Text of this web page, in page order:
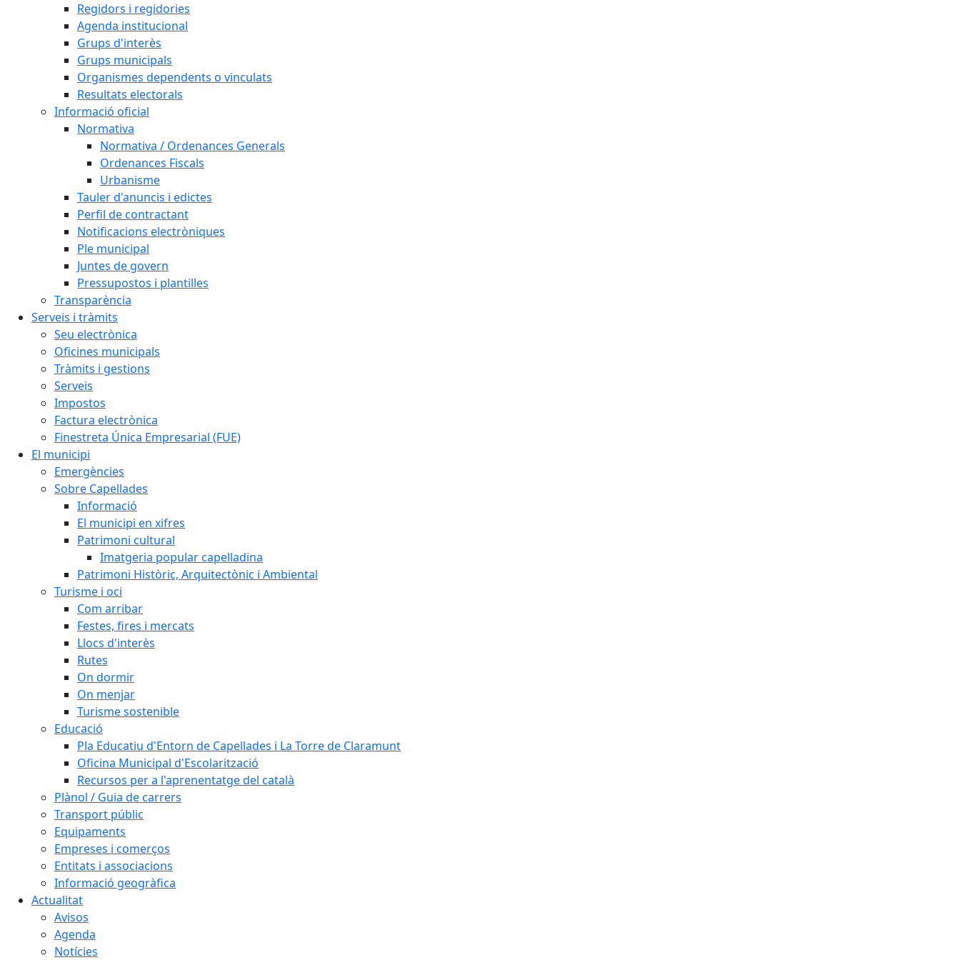
Regidors i regidories
Agenda institucional
Grups d'interès
Grups municipals
Organismes dependents o vinculats
Resultats electorals
Informació oficial
Normativa
Normativa / Ordenances Generals
Ordenances Fiscals
Urbanisme
Tauler d'anuncis i edictes
Perfil de contractant
Notificacions electròniques
Ple municipal
Juntes de govern
Pressupostos i plantilles
Transparència
Serveis i tràmits
Seu electrònica
Oficines municipals
Tràmits i gestions
Serveis
Impostos
Factura electrònica
Finestreta Única Empresarial (FUE)
El municipi
Emergències
Sobre Capellades
Informació
El municipi en xifres
Patrimoni cultural
Imatgeria popular capelladina
Patrimoni Històric, Arquitectònic i Ambiental
Turisme i oci
Com arribar
Festes, fires i mercats
Llocs d'interès
Rutes
On dormir
On menjar
Turisme sostenible
Educació
Pla Educatiu d'Entorn de Capellades i La Torre de Claramunt
Oficina Municipal d'Escolarització
Recursos per a l'aprenentatge del català
Plànol / Guia de carrers
Transport públic
Equipaments
Empreses i comerços
Entitats i associacions
Informació geogràfica
Actualitat
Avisos
Agenda
Notícies